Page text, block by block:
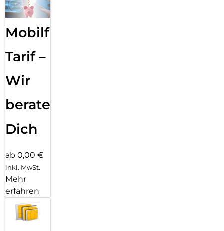
Mobilfunk
Tarif –
Wir
beraten
Dich
ab 0,00 €
inkl. MwSt.
Mehr
erfahren